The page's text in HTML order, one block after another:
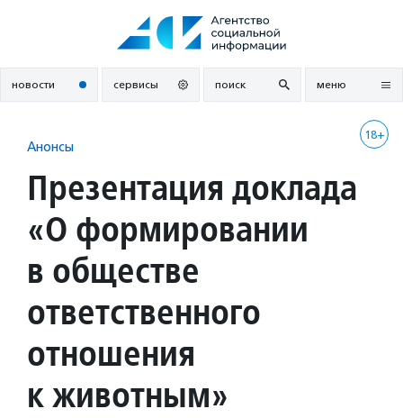
новости сервисы поиск меню
18+
Анонсы
Презентация доклада
«О формировании
в обществе
ответственного
отношения
к животным»